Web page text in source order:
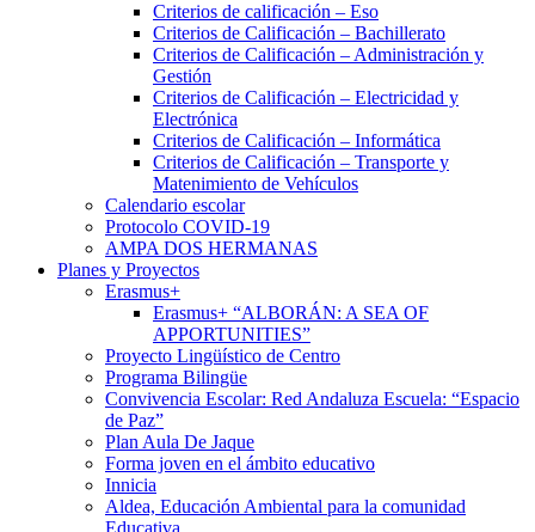
Criterios de calificación – Eso
Criterios de Calificación – Bachillerato
Criterios de Calificación – Administración y
Gestión
Criterios de Calificación – Electricidad y
Electrónica
Criterios de Calificación – Informática
Criterios de Calificación – Transporte y
Matenimiento de Vehículos
Calendario escolar
Protocolo COVID-19
AMPA DOS HERMANAS
Planes y Proyectos
Erasmus+
Erasmus+ “ALBORÁN: A SEA OF
APPORTUNITIES”
Proyecto Lingüístico de Centro
Programa Bilingüe
Convivencia Escolar: Red Andaluza Escuela: “Espacio
de Paz”
Plan Aula De Jaque
Forma joven en el ámbito educativo
Innicia
Aldea, Educación Ambiental para la comunidad
Educativa